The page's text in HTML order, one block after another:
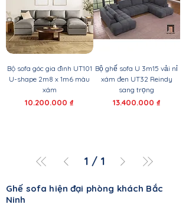
Bộ sofa góc gia đình UT101
U-shape 2m8 x 1m6 màu
xám
Giá
10.200.000 ₫
Bộ ghế sofa U 3m15 vải nỉ
xám đen UT32 Reindy
sang trọng
Giá
13.400.000 ₫
1 / 1
Ghế sofa hiện đại phòng khách Bắc
Ninh